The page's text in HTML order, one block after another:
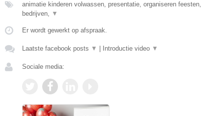
animatie kinderen volwassen, presentatie, organiseren feesten,
bedrijven, ▼
Er wordt gewerkt op afspraak.
Laatste facebook posts ▼ Introductie video ▼
Sociale media: